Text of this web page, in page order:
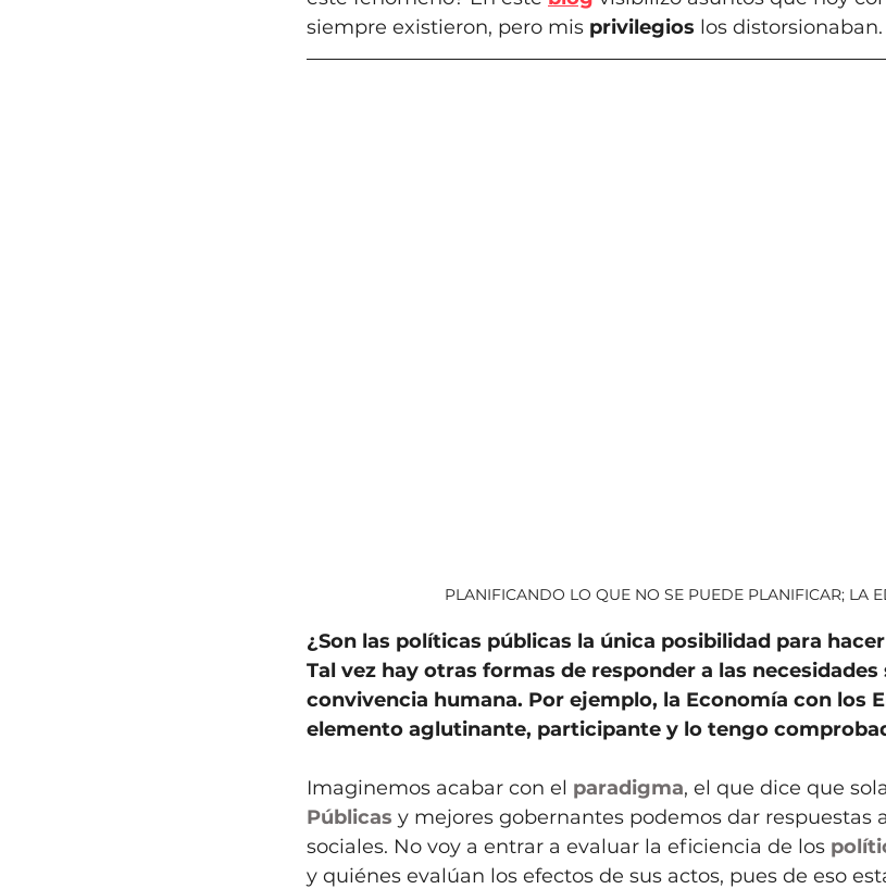
siempre existieron, pero mis privilegios los distorsionaban.
PLANIFICANDO LO QUE NO SE PUEDE PLANIFICAR; LA
¿Son las políticas públicas la única posibilidad para
Tal vez hay otras formas de responder a las necesidades
convivencia humana. Por ejemplo, la Economía con los
elemento aglutinante, participante y lo tengo
Imaginemos acabar con el paradigma, el que dice que
Públicas y mejores gobernantes podemos dar respuestas
sociales. No voy a entrar a evaluar la eficiencia de los
y quiénes evalúan los efectos de sus actos, pues de eso